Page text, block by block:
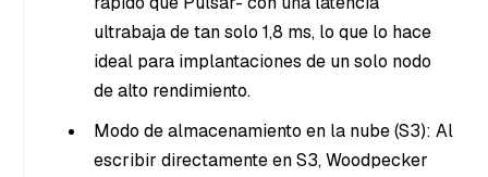
ultrabaja de tan solo 1,8 ms, lo que lo hace
ideal para implantaciones de un solo nodo
de alto rendimiento.
Modo de almacenamiento en la nube (S3): Al
escribir directamente en S3, Woodpecker